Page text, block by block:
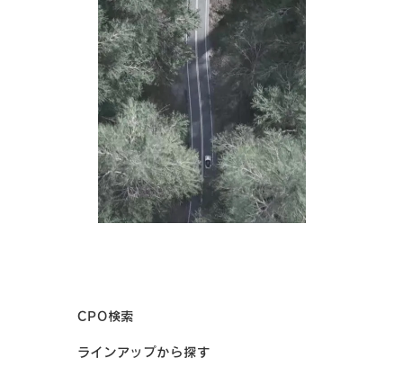
CPO検索
ラインアップから探す